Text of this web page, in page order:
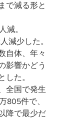
で減る形と
減。
減少した。
自体、年々
影響かどう
した。
全国で発生
805件で、
降で最少だ